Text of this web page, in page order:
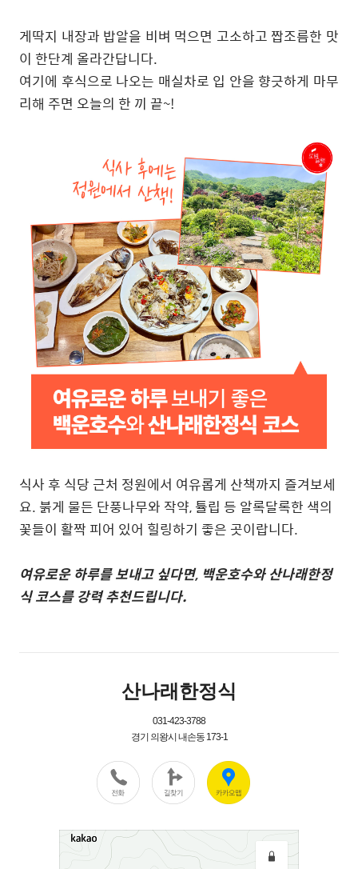
게딱지 내장과 밥알을 비벼 먹으면 고소하고 짭조름한 맛
이 한단계 올라간답니다.
여기에 후식으로 나오는 매실차로 입 안을 향긋하게 마무
리해 주면 오늘의 한 끼 끝~!
식사 후 식당 근처 정원에서 여유롭게 산책까지 즐겨보세
요.붉게 물든 단풍나무와 작약,튤립 등 알록달록한 색의
꽃들이 활짝 피어 있어 힐링하기 좋은 곳이랍니다.
여유로운 하루를 보내고 싶다면, 백운호수와 산나래한정
식 코스를 강력 추천드립니다.